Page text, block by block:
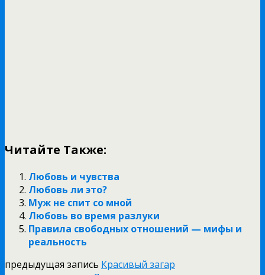
Читайте Также:
Любовь и чувства
Любовь ли это?
Муж не спит со мной
Любовь во время разлуки
Правила свободных отношений — мифы и
реальность
предыдущая запись Красивый загар